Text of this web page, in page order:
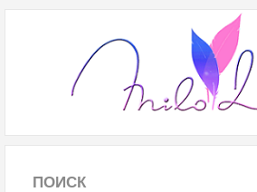
ПОИСК